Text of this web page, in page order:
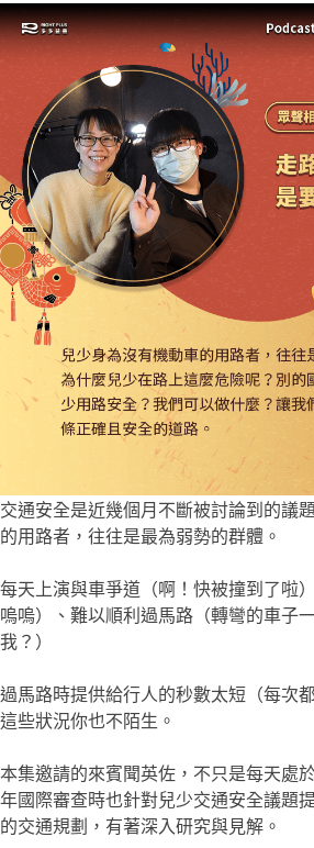
交通安全是近幾個月不斷被討論到的議
的用路者，往往是最為弱勢的群體。
每天上演與車爭道（啊！快被撞到了啦
嗚嗚）、難以順利過馬路（轉彎的車子
我？）
過馬路時提供給行人的秒數太短（每次
這些狀況你也不陌生。
本集邀請的來賓聞英佐，不只是每天處
年國際審查時也針對兒少交通安全議題
的交通規劃，有著深入研究與見解。